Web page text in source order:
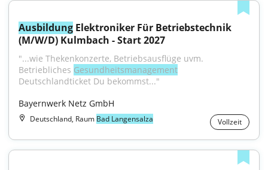
Ausbildung Elektroniker Für Betriebstechnik
(M/W/D) Kulmbach - Start 2027
"...wie Thekenkonzerte, Betriebsausflüge uvm.
Betriebliches Gesundheitsmanagement
Deutschlandticket Du bekommst..."
Bayernwerk Netz GmbH
Deutschland, Raum Bad Langensalza Vollzeit